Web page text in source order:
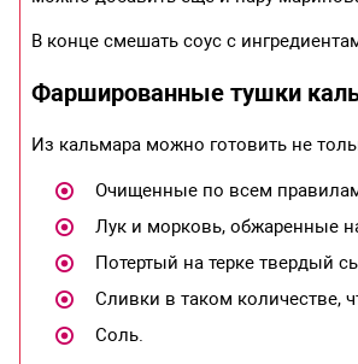
В конце смешать соус с
Фаршированные тушки
Из кальмара можно готовить не
Очищенные по всем
Лук и морковь, обжаренные
Потертый на терке твердый
Сливки в таком количестве,
Соль.